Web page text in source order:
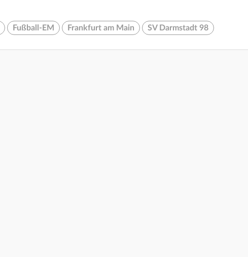
Fußball-EM Frankfurt am Main SV Darmstadt 98